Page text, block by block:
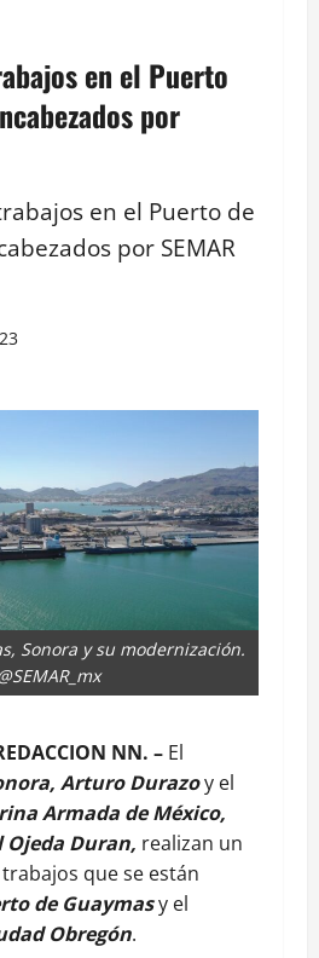
en el Puerto
por
en el Puerto de
por SEMAR
Sonora y su modernización.
NN. – El
Arturo Durazoy el
Armada de México,
Duran, realizan un
que se están
de Guaymasy el
Obregón.